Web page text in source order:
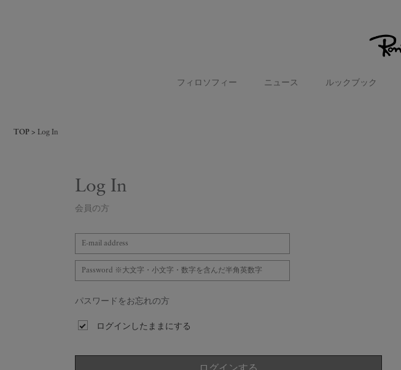
フィロソフィー ニュース ルックブック
TOP Log In
Log In
会員の方
パスワードをお忘れの方
ログインしたままにする